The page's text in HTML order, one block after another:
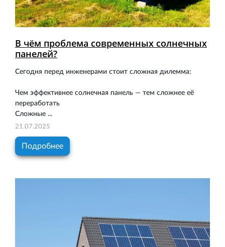
В чём проблема современных солнечных
панелей?
Сегодня перед инженерами стоит сложная дилемма:
Чем эффективнее солнечная панель — тем сложнее её
переработать
Сложные ...
21.07.2025
Подробнее